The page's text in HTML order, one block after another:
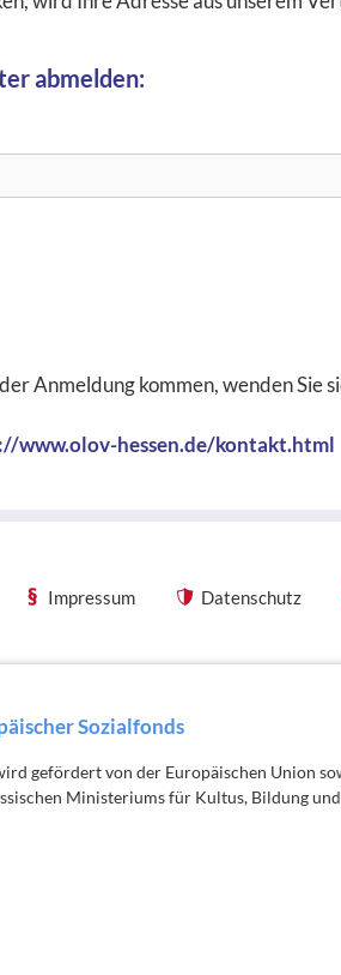
gefördert von der Europäischen Union
Ministeriums für Kultus, Bildung
abmelden:
Anmeldung kommen, wenden Sie
www.olov-hessen.de/kontakt.html
Impressum Datenschutz
der Europäischen Union sowie aus